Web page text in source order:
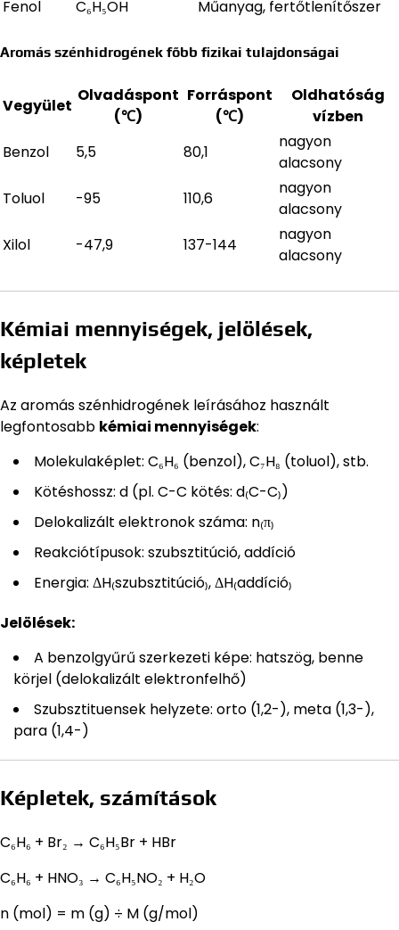
Fenol
C₆H₅OH Műanyag, fertőtlenítőszer
Aromás szénhidrogének főbb fizikai tulajdonságai
Vegyület
Olvadáspont
(℃)
Forráspont
(℃)
Oldhatóság
vízben
Benzol
5,5 80,1
nagyon
alacsony
Toluol
-95 110,6
nagyon
alacsony
Xilol
-47,9 137-144
nagyon
alacsony
Kémiai mennyiségek, jelölések,
képletek
Az aromás szénhidrogének leírásához használt
legfontosabb kémiai mennyiségek:
Molekulaképlet: C₆H₆ (benzol), C₇H₈ (toluol), stb.
Kötéshossz: d (pl. C-C kötés: d₍C-C₎)
Delokalizált elektronok száma: n₍π₎
Reakciótípusok: szubsztitúció, addíció
Energia: ΔH₍szubsztitúció₎, ΔH₍addíció₎
Jelölések:
A benzolgyűrű szerkezeti képe: hatszög, benne
körjel (delokalizált elektronfelhő)
Szubsztituensek helyzete: orto (1,2-), meta (1,3-),
para (1,4-)
Képletek, számítások
C₆H₆ + Br₂ → C₆H₅Br + HBr
C₆H₆ + HNO₃ → C₆H₅NO₂ + H₂O
n (mol) = m (g) ÷ M (g/mol)